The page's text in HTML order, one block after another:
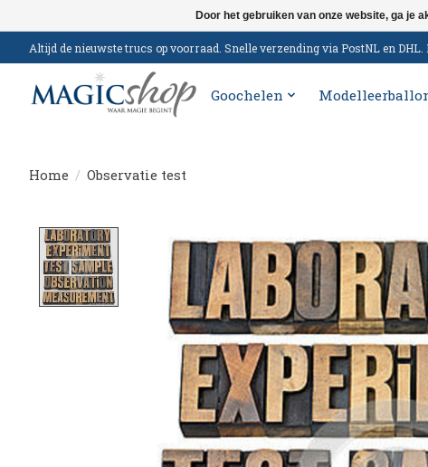
Altijd de nieuwste trucs op voorraad. Snelle verzending via PostNL en
Goochelen
Home / Observatie test
Product image slideshow Items
Door het gebruiken van onze website, ga je